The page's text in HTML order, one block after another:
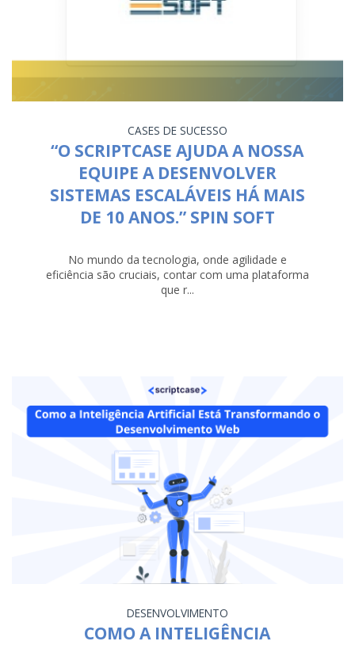
CASES DE SUCESSO
“O SCRIPTCASE AJUDA A NOSSA
EQUIPE A DESENVOLVER
SISTEMAS ESCALÁVEIS HÁ MAIS
DE 10 ANOS.” SPIN SOFT
No mundo da tecnologia, onde agilidade e
eficiência são cruciais, contar com uma plataforma
que r...
DESENVOLVIMENTO
COMO A INTELIGÊNCIA